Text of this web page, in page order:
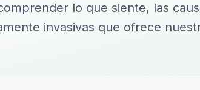
lo que siente, las
invasivas que ofrece